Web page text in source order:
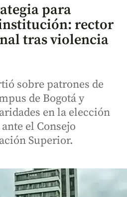
para
rector
tras violencia
sobre patrones de
de Bogotá y
en la elección
el Consejo
Superior.